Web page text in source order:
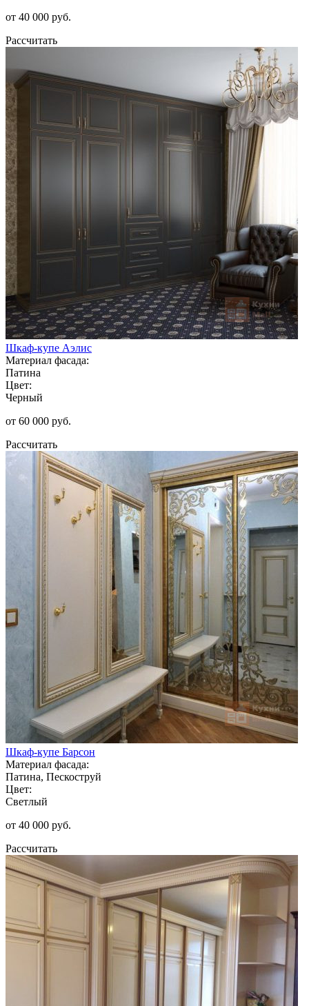
от 40 000 руб.
Рассчитать
Шкаф-купе Аэлис
Материал фасада:
Патина
Цвет:
Черный
от 60 000 руб.
Рассчитать
Шкаф-купе Барсон
Материал фасада:
Патина, Пескоструй
Цвет:
Светлый
от 40 000 руб.
Рассчитать